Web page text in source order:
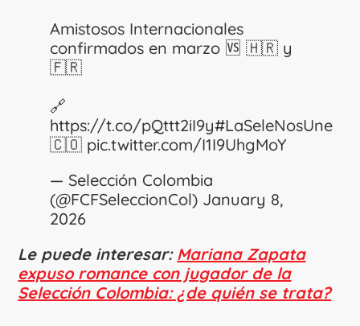
Amistosos Internacionales
confirmados en marzo 🆚 🇭🇷 y
🇫🇷
🔗
https://t.co/pQttt2iI9y#LaSeleNosUne
🇨🇴 pic.twitter.com/I1I9UhgMoY
— Selección Colombia
(@FCFSeleccionCol) January 8,
2026
Le puede interesar: Mariana Zapata
expuso romance con jugador de la
Selección Colombia: ¿de quién se trata?